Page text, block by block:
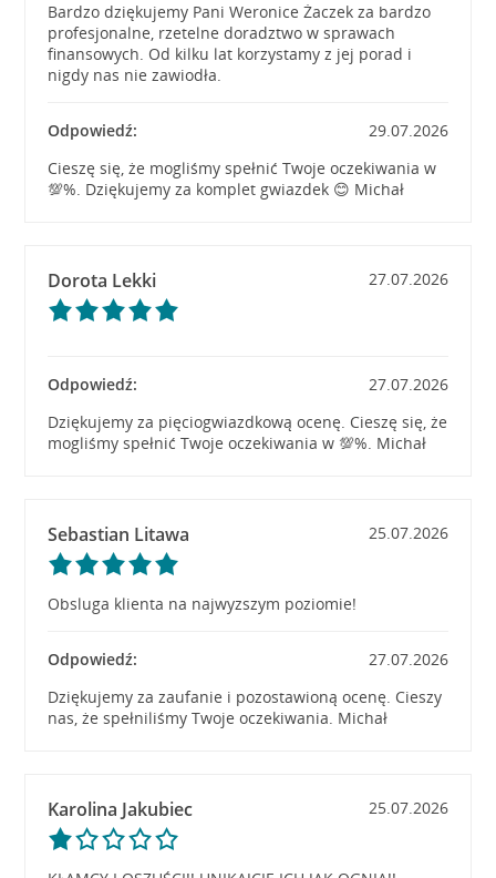
Bardzo dziękujemy Pani Weronice Żaczek za bardzo
profesjonalne, rzetelne doradztwo w sprawach
finansowych. Od kilku lat korzystamy z jej porad i
nigdy nas nie zawiodła.
Odpowiedź:
29.07.2026
Cieszę się, że mogliśmy spełnić Twoje oczekiwania w
💯%. Dziękujemy za komplet gwiazdek 😊 Michał
Dorota Lekki 27.07.2026
Odpowiedź:
27.07.2026
Dziękujemy za pięciogwiazdkową ocenę. Cieszę się, że
mogliśmy spełnić Twoje oczekiwania w 💯%. Michał
Sebastian Litawa 25.07.2026
Obsluga klienta na najwyzszym poziomie!
Odpowiedź:
27.07.2026
Dziękujemy za zaufanie i pozostawioną ocenę. Cieszy
nas, że spełniliśmy Twoje oczekiwania. Michał
Karolina Jakubiec 25.07.2026